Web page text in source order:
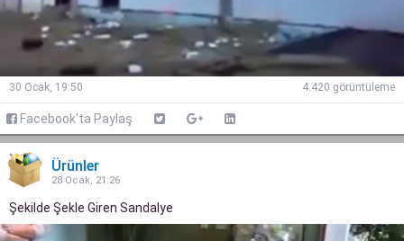
30 Ocak, 19:50 4.420 görüntüleme
Facebook'ta Paylaş
Ürünler
28 Ocak, 21:26
Şekilde Şekle Giren Sandalye